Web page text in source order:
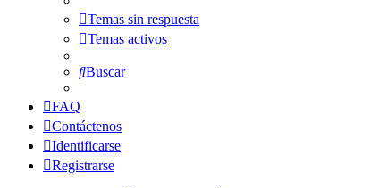
Temas sin respuesta
Temas activos
Buscar
FAQ
Contáctenos
Identificarse
Registrarse